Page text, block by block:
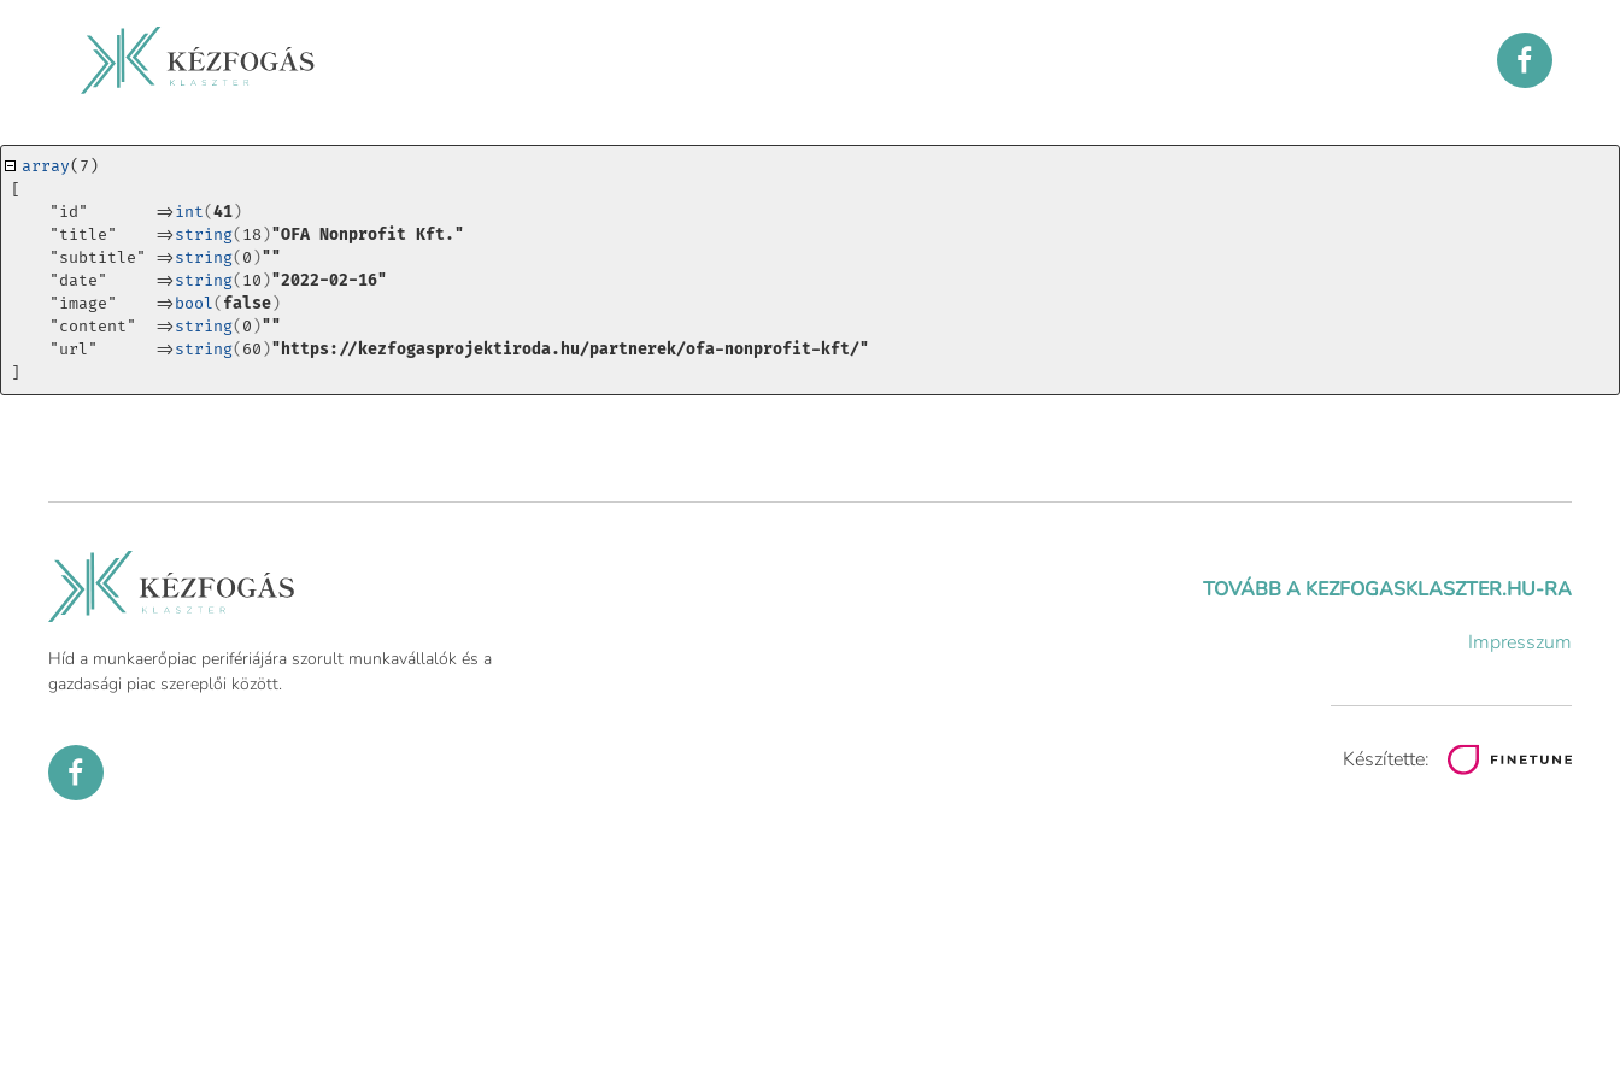
array(7)
[
    "id"       =>
int(41)
    "title"    =>
string( 18 )"OFA Nonprofit Kft."
    "subtitle" =>
string( 0 )""
    "date"     =>
string( 10 )"2022-02-16"
    "image"    =>
bool( false)
    "content"  =>
string( 0 )""
    "url"      =>
string( 60 )"https://kezfogasprojektiroda.hu/partnerek/ofa-nonprofit-kft/"
]
Híd a munkaerőpiac perifériájára szorult munkavállalók és a
gazdasági piac szereplői között.
TOVÁBB A KEZFOGASKLASZTER.HU-RA
Impresszum
Készítette: